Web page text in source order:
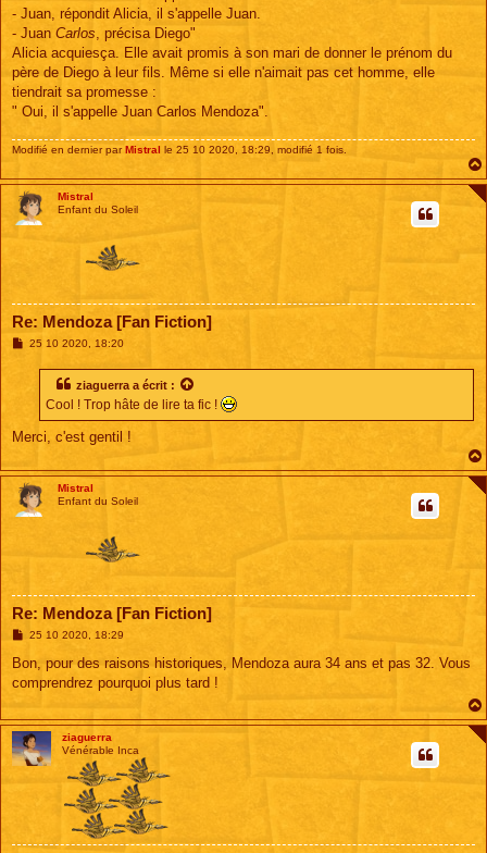
- Juan, répondit Alicia, il s'appelle Juan.
- Juan Carlos, précisa Diego"
Alicia acquiesça. Elle avait promis à son mari de donner le prénom du
père de Diego à leur fils. Même si elle n'aimait pas cet homme, elle
tiendrait sa promesse :
" Oui, il s'appelle Juan Carlos Mendoza".
Modifié en dernier parMistral le 25 10 2020, 18:29, modifié 1 fois.
Mistral
Enfant du Soleil
Re: Mendoza [Fan Fiction]
M25 10 2020, 18:20
ziaguerra a écrit :
Cool ! Trop hâte de lire ta fic !
Merci, c'est gentil !
Mistral
Enfant du Soleil
Re: Mendoza [Fan Fiction]
M
s
a
25 10 2020, 18:29
Bon, pour des raisons historiques, Mendoza aura 34 ans et pas 32. Vous
comprendrez pourquoi plus tard !
ziaguerra
Vénérable Inca